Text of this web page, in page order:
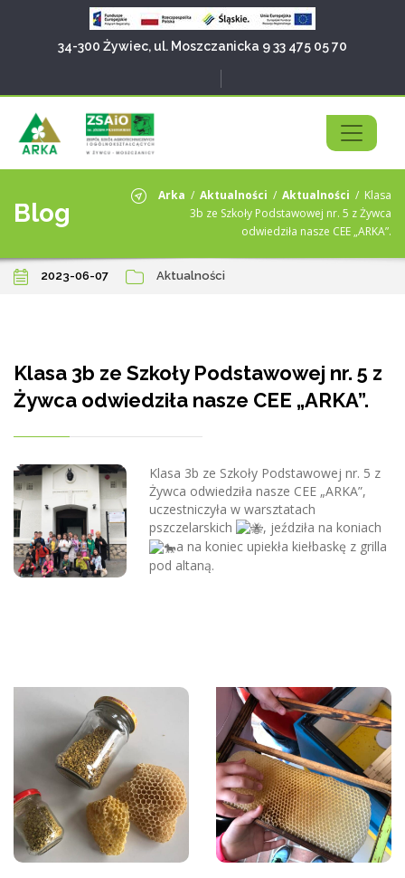
34-300 Żywiec, ul. Moszczanicka 933 475 05 70
Blog
Arka / Aktualności / Aktualności / Klasa
3b ze Szkoły Podstawowej nr. 5 z Żywca
odwiedziła nasze CEE „ARKA”.
2023-06-07 Aktualności
Klasa 3b ze Szkoły Podstawowej nr. 5 z
Żywca odwiedziła nasze CEE „ARKA”.
Klasa 3b ze Szkoły Podstawowej nr. 5 z
Żywca odwiedziła nasze CEE „ARKA”,
uczestniczyła w warsztatach
pszczelarskich
, jeździła na koniach
a na koniec upiekła kiełbaskę z grilla
pod altaną.